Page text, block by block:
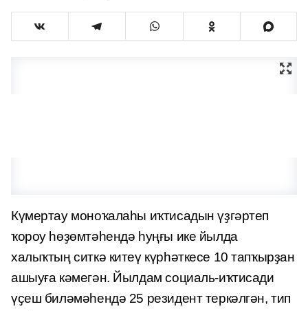
Күмертау моноҡалаһы иҡтисадын үҙгәртеп
ҡороу һөҙөмтәһендә һуңғы ике йылда
халыҡтың ситкә китеү күрһәткесе 10 тапҡырҙан
ашыуға кәмегән. Йылдам социаль-иҡтисади
үҫеш биләмәһендә 25 резидент теркәлгән, тип